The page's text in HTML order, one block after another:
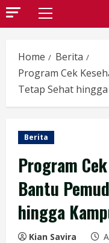
Primary
Home
Berita
Program Cek
Tetap Sehat
Berita
Program
Bantu
hingga
Kian Savira